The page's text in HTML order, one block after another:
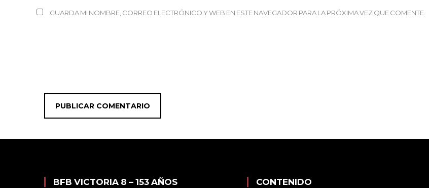
GUARDA MI NOMBRE, CORREO ELECTRÓNICO Y WEB EN ESTE NAVEGADOR PARA LA PRÓXIMA VEZ QUE COMENTE.
BFB VICTORIA 8 – 153 AÑOS CONTENIDO